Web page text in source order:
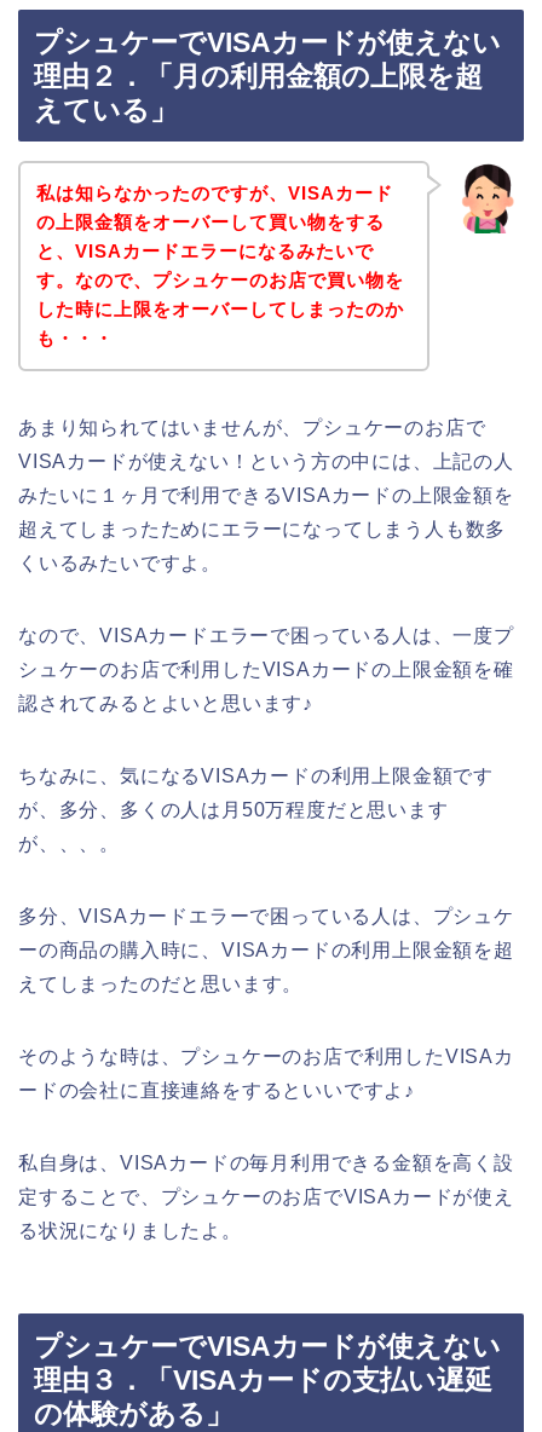
プシュケーでVISAカードが使えない
理由２．「月の利用金額の上限を超
えている」
私は知らなかったのですが、VISAカード
の上限金額をオーバーして買い物をする
と、VISAカードエラーになるみたいで
す。なので、プシュケーのお店で買い物を
した時に上限をオーバーしてしまったのか
も・・・
あまり知られてはいませんが、プシュケーのお店で
VISAカードが使えない！という方の中には、上記の人
みたいに１ヶ月で利用できるVISAカードの上限金額を
超えてしまったためにエラーになってしまう人も数多
くいるみたいですよ。
なので、VISAカードエラーで困っている人は、一度プ
シュケーのお店で利用したVISAカードの上限金額を確
認されてみるとよいと思います♪
ちなみに、気になるVISAカードの利用上限金額です
が、多分、多くの人は月50万程度だと思います
が、、、。
多分、VISAカードエラーで困っている人は、プシュケ
ーの商品の購入時に、VISAカードの利用上限金額を超
えてしまったのだと思います。
そのような時は、プシュケーのお店で利用したVISAカ
ードの会社に直接連絡をするといいですよ♪
私自身は、VISAカードの毎月利用できる金額を高く設
定することで、プシュケーのお店でVISAカードが使え
る状況になりましたよ。
プシュケーでVISAカードが使えない
理由３．「VISAカードの支払い遅延
の体験がある」